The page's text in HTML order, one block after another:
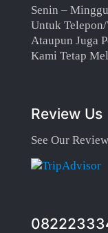
Senin –
Untuk
Ataupun Juga
Kami Tetap
Review Us
See Our